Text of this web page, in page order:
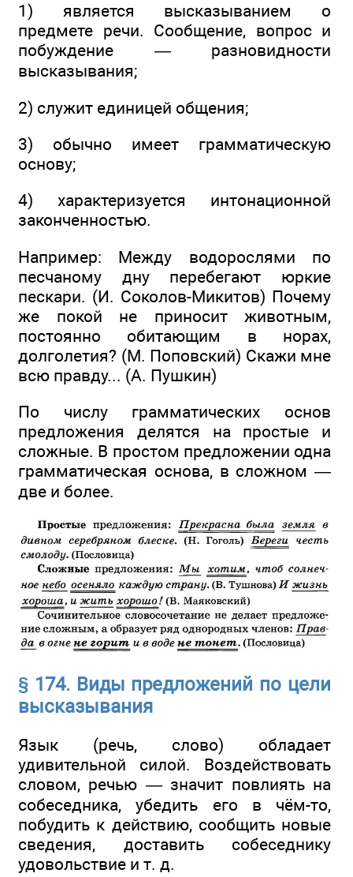
1) является высказыванием о
предмете речи. Сообщение, вопрос и
побуждение — разновидности
высказывания;
2) служит единицей общения;
3) обычно имеет грамматическую
основу;
4) характеризуется интонационной
законченностью.
Например: Между водорослями по
песчаному дну перебегают юркие
пескари. (И. Соколов-Микитов) Почему
же покой не приносит животным,
постоянно обитающим в норах,
долголетия? (М. Поповский) Скажи мне
всю правду... (А. Пушкин)
По числу грамматических основ
предложения делятся на простые и
сложные. В простом предложении одна
грамматическая основа, в сложном —
две и более.
§ 174. Виды предложений по цели
высказывания
Язык (речь, слово) обладает
удивительной силой. Воздействовать
словом, речью — значит повлиять на
собеседника, убедить его в чём-то,
побудить к действию, сообщить новые
сведения, доставить собеседнику
удовольствие и т. д.